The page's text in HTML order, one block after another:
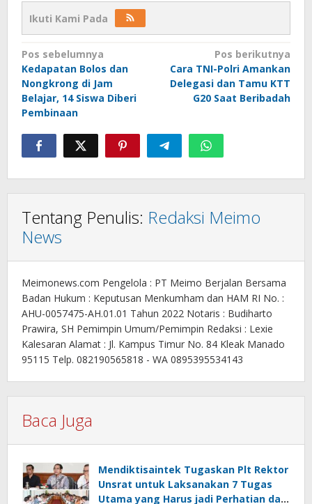
Ikuti Kami Pada
Navigasi
pos
Pos sebelumnya
Kedapatan Bolos dan
Nongkrong di Jam
Belajar, 14 Siswa Diberi
Pembinaan
Pos berikutnya
Cara TNI-Polri Amankan
Delegasi dan Tamu KTT
G20 Saat Beribadah
Tentang Penulis: Redaksi Meimo
News
Meimonews.com Pengelola : PT Meimo Berjalan Bersama
Badan Hukum : Keputusan Menkumham dan HAM RI No. :
AHU-0057475-AH.01.01 Tahun 2022 Notaris : Budiharto
Prawira, SH Pemimpin Umum/Pemimpin Redaksi : Lexie
Kalesaran Alamat : Jl. Kampus Timur No. 84 Kleak Manado
95115 Telp. 082190565818 - WA 0895395534143
Baca Juga
Mendiktisaintek Tugaskan Plt Rektor
Unsrat untuk Laksanakan 7 Tugas
Utama yang Harus jadi Perhatian dan